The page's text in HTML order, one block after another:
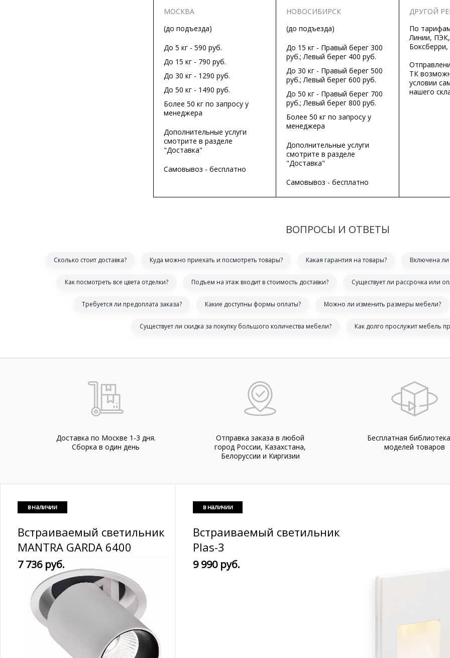
МОСКВА
(до подъезда)
До 5 кг - 590 руб.
До 15 кг - 790 руб.
До 30 кг - 1290 руб.
До 50 кг - 1490 руб.
Более 50 кг по запросу у
менеджера
Дополнительные услуги
смотрите в разделе
"Доставка"
Самовывоз - бесплатно
НОВОСИБИРСК
(до подъезда)
До 15 кг - Правый берег 300
руб.; Левый берег 400 руб.
До 30 кг - Правый берег 500
руб.; Левый берег 600 руб.
До 50 кг - Правый берег 700
руб.; Левый берег 800 руб.
Более 50 кг по запросу у
менеджера
Дополнительные услуги
смотрите в разделе
"Доставка"
Самовывоз - бесплатно
ДРУГОЙ
По
Линии,
ТК
условии
нашего
ВОПРОСЫ И ОТВЕТЫ
Сколько стоит доставка? Куда можно приехать и посмотреть товары? Какая гарантия на товары? Включена ли
Как посмотреть все цвета отделки? Подъем на этаж входит в стоимость доставки? Существует ли рассрочка или
Требуется ли предоплата заказа? Какие доступны формы оплаты? Можно ли изменить размеры мебели?
Существует ли скидка за покупку большого количества мебели? Как долго прослужит мебель
Доставка по Москве 1-3 дня.
Cборка в один день
Отправка заказа в любой
город России, Казахстана,
Белоруссии и Киргизии
Бесплатная
моделей товаров
в наличии
Встраиваемый светильник
MANTRA GARDA 6400
7 736 руб.
в наличии
Встраиваемый светильник
Plas-3
9 990 руб.